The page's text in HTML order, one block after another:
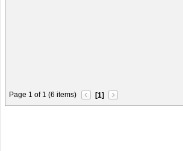
Page 1 of 1 (6 items) [1]